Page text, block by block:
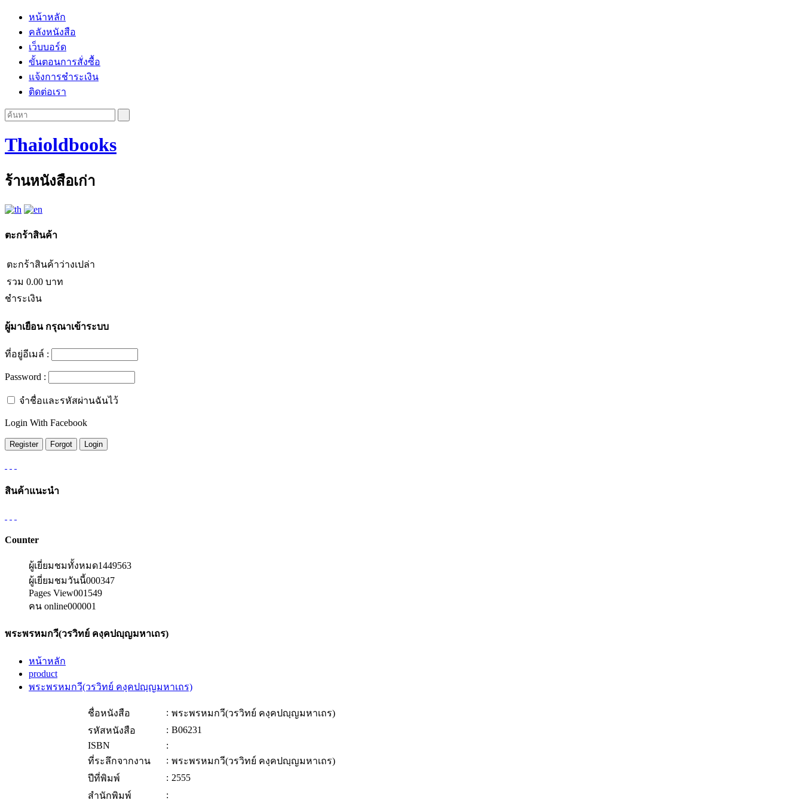
หน้าหลัก
คลังหนังสือ
เว็บบอร์ด
ขั้นตอนการสั่งซื้อ
แจ้งการชำระเงิน
ติดต่อเรา
Thaioldbooks
ร้านหนังสือเก่า
ตะกร้าสินค้า
ตะกร้าสินค้าว่างเปล่า
รวม 0.00 บาท
ชำระเงิน
ผู้มาเยือนกรุณาเข้าระบบ
ที่อยู่อีเมล์ :
Password :
จำชื่อและรหัสผ่านฉันไว้
Login With Facebook
สินค้าแนะนำ
Counter
ผู้เยี่ยมชมทั้งหมด1449563
ผู้เยี่ยมชมวันนี้000347
Pages View001549
คน online000001
พระพรหมกวี(วรวิทย์ คงฺคปญฺญมหาเถร)
หน้าหลัก
product
พระพรหมกวี(วรวิทย์ คงฺคปญฺญมหาเถร)
ชื่อหนังสือ : พระพรหมกวี(วรวิทย์ คงฺคปญฺญมหาเถร)
รหัสหนังสือ
: B06231
ISBN
:
ที่ระลึกจากงาน
: พระพรหมกวี(วรวิทย์ คงฺคปญฺญมหาเถร)
ปีที่พิมพ์
: 2555
สำนักพิมพ์
: